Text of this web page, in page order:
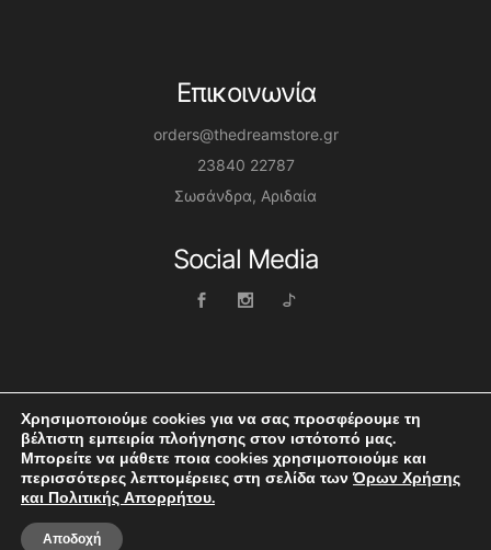
Επικοινωνία
orders@thedreamstore.gr
23840 22787
Σωσάνδρα, Αριδαία
Social Media
Dreamstore © 2026 | Website by Themis Boltsis
Χρησιμοποιούμε cookies για να σας προσφέρουμε τη
βέλτιστη εμπειρία πλοήγησης στον ιστότοπό μας.
Μπορείτε να μάθετε ποια cookies χρησιμοποιούμε και
περισσότερες λεπτομέρειες στη σελίδα τωνΌρων Χρήσης
και Πολιτικής Απορρήτου.
Αποδοχή